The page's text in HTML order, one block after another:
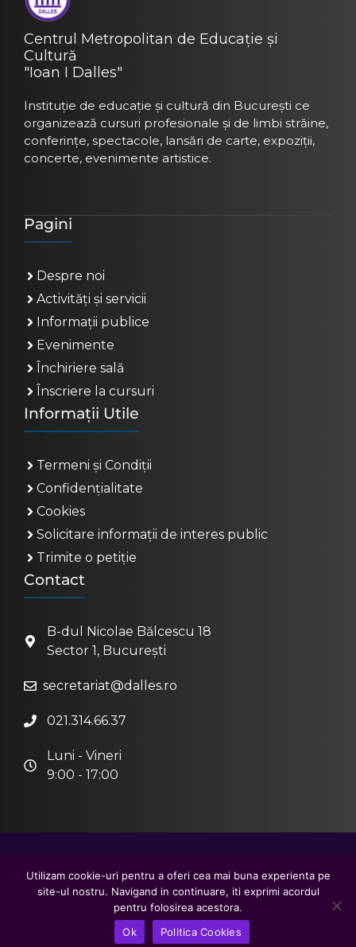
Centrul Metropolitan de Educație și
Cultură
"Ioan I Dalles"
Instituție de educație și cultură din București ce
organizează cursuri profesionale și de limbi străine,
conferințe, spectacole, lansări de carte, expoziții,
concerte, evenimente artistice.
Pagini
Despre noi
Activități și servicii
Informații publice
Evenimente
Închiriere sală
Înscriere la cursuri
Informații Utile
Termeni și Condiții
Confidențialitate
Cookies
Solicitare informații de interes public
Trimite o petiție
Contact
B-dul Nicolae Bălcescu 18
Sector 1, București
secretariat@dalles.ro
021.314.66.37
Luni - Vineri
9:00 - 17:00
2026 © Centrul Metropolitan de Educație și
Cultură "Ioan I. Dalles"
creat deDaWeb
Utilizam cookie-uri pentru a oferi cea mai buna experienta pe
site-ul nostru. Navigand in continuare, iti exprimi acordul
pentru folosirea acestora.
Ok
Politica Cookies
Înscriere la cursuri